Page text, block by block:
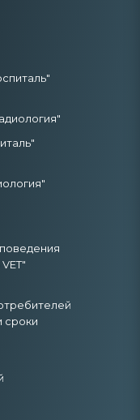
сроки